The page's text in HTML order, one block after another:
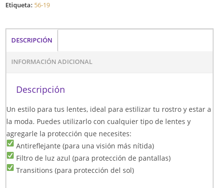
Etiqueta: 56-19
DESCRIPCIÓN
INFORMACIÓN ADICIONAL
Descripción
Un estilo para tus lentes, ideal para estilizar tu rostro y estar a
la moda. Puedes utilizarlo con cualquier tipo de lentes y
agregarle la protección que necesites:
Antireflejante (para una visión más nítida)
Filtro de luz azul (para protección de pantallas)
Transitions (para protección del sol)